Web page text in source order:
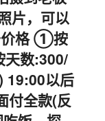
片，可以
价格 ①按
数:300/
19:00以后
全款(反